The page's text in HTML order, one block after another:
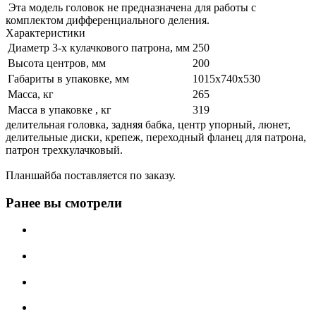
Эта модель головок не предназначена для работы с
комплектом дифференциального деления.
Характеристики
Диаметр 3-х кулачкового патрона, мм 250
Высота центров, мм
200
Габариты в упаковке, мм
1015x740x530
Масса, кг
265
Масса в упаковке , кг
319
делительная головка, задняя бабка, центр упорный, люнет,
делительные диски, крепеж, переходный фланец для патрона,
патрон трехкулачковый.
Планшайба поставляется по заказу.
Ранее вы смотрели